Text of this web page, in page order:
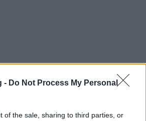
- Do Not Process My Personal
of the sale, sharing to third parties, or